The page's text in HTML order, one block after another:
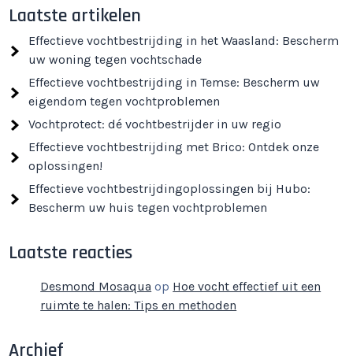
Laatste artikelen
Effectieve vochtbestrijding in het Waasland: Bescherm
uw woning tegen vochtschade
Effectieve vochtbestrijding in Temse: Bescherm uw
eigendom tegen vochtproblemen
Vochtprotect: dé vochtbestrijder in uw regio
Effectieve vochtbestrijding met Brico: Ontdek onze
oplossingen!
Effectieve vochtbestrijdingoplossingen bij Hubo:
Bescherm uw huis tegen vochtproblemen
Laatste reacties
Desmond Mosaqua op Hoe vocht effectief uit een
ruimte te halen: Tips en methoden
Archief